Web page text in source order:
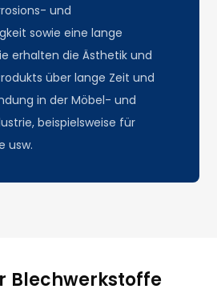
und
sowie eine lange
erhalten die Ästhetik und
über lange Zeit und
in der Möbel- und
beispielsweise für
usw.
Blechwerkstoffe